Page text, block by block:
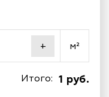
+ м²
1 руб.
Итого: